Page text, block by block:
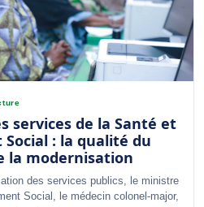
services de la Santé et
: la qualité du
la modernisation
des services publics, le ministre
Social, le médecin colonel-major,